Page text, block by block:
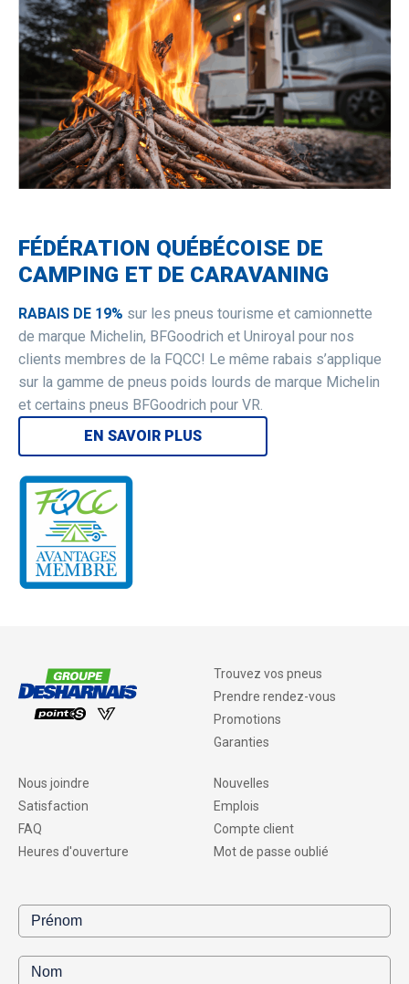
FÉDÉRATION QUÉBÉCOISE DE
CAMPING ET DE CARAVANING
RABAIS DE 19% sur les pneus tourisme et camionnette
de marque Michelin, BFGoodrich et Uniroyal pour nos
clients membres de la FQCC! Le même rabais s’applique
sur la gamme de pneus poids lourds de marque Michelin
et certains pneus BFGoodrich pour VR.
EN SAVOIR PLUS
Trouvez vos pneus
Prendre rendez-vous
Promotions
Garanties
Nous joindre
Satisfaction
FAQ
Heures d'ouverture
Nouvelles
Emplois
Compte client
Mot de passe oublié